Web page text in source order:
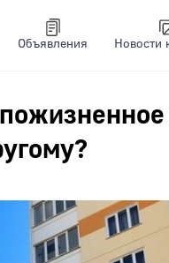
Объявления Новости